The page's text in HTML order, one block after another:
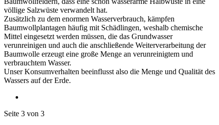
völlige Salzwüste verwandelt hat.
Zusätzlich zu dem enormen Wasserverbrauch, kämpfen
Baumwollplantagen häufig mit Schädlingen, weshalb chemische
Mittel eingesetzt werden müssen, die das Grundwasser
verunreinigen und auch die anschließende Weiterverarbeitung der
Baumwolle erzeugt eine große Menge an verunreinigtem und
verbrauchtem Wasser.
Unser Konsumverhalten beeinflusst also die Menge und Qualität des
Wassers auf der Erde.
Seite 3 von 3